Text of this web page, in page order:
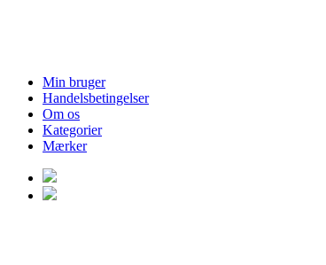
Min bruger
Handelsbetingelser
Om os
Kategorier
Mærker